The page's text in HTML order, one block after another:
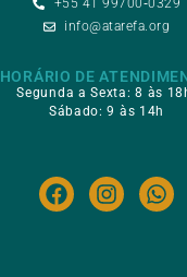
+55 41 99700‑0329
info@atarefa.org
HORÁRIO DE
Segunda a Sexta: 8 às
Sábado: 9 às 14h